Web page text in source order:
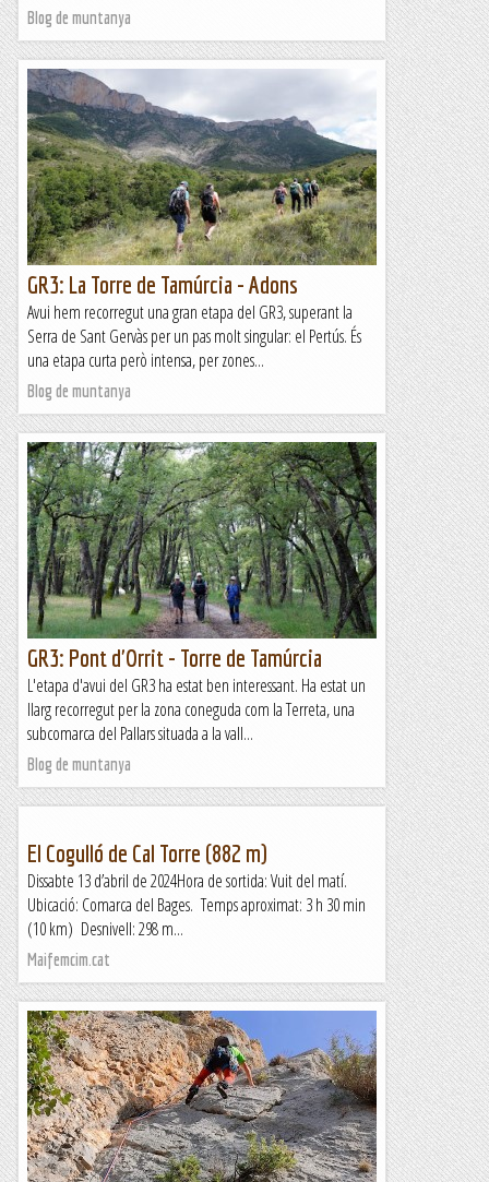
Blog de muntanya
GR3: La Torre de Tamúrcia - Adons
Avui hem recorregut una gran etapa del GR3, superant la
Serra de Sant Gervàs per un pas molt singular: el Pertús. És
una etapa curta però intensa, per zones...
Blog de muntanya
GR3: Pont d'Orrit - Torre de Tamúrcia
L'etapa d'avui del GR3 ha estat ben interessant. Ha estat un
llarg recorregut per la zona coneguda com la Terreta, una
subcomarca del Pallars situada a la vall...
Blog de muntanya
El Cogulló de Cal Torre (882 m)
Dissabte 13 d’abril de 2024Hora de sortida: Vuit del matí.
Ubicació: Comarca del Bages. Temps aproximat: 3 h 30 min
(10 km) Desnivell: 298 m...
Maifemcim.cat